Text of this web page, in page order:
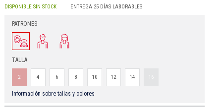
DISPONIBLE SIN STOCK ENTREGA 25 DÍAS LABORABLES
PATRONES
TALLA
2 4 6 8 10 12 14 16
Información sobre tallas y colores